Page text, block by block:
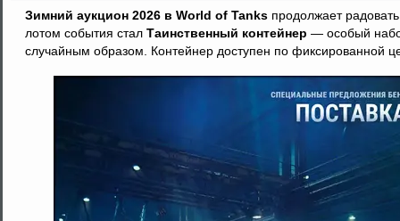
Зимний аукцион 2026 в World of Tanks продолжает
лотом события стал Таинственный контейнер — особый
случайным образом. Контейнер доступен по фиксированной